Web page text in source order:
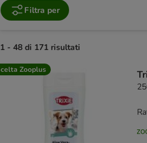
Filtra per
1 - 48 di 171 risultati
product items have been changed
Zooplus